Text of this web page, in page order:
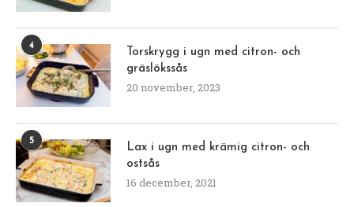
4
Torskrygg i ugn med citron- och
gräslökssås
20 november, 2023
5
Lax i ugn med krämig citron- och
ostsås
16 december, 2021